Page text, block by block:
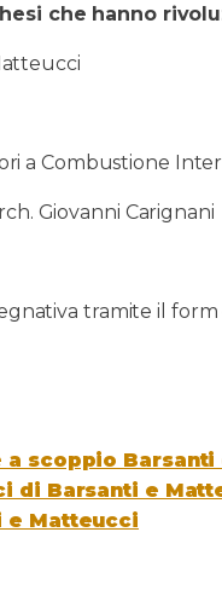
che hanno
a Combustione
Giovanni Carignani
tramite il
a scoppio
di Barsanti e
e Matteucci